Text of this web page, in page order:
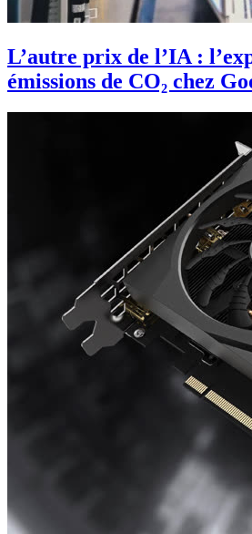
L’autre prix de l’IA :
émissions de CO₂ chez